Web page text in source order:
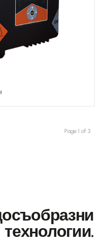
Page 1 of 3
технологии.